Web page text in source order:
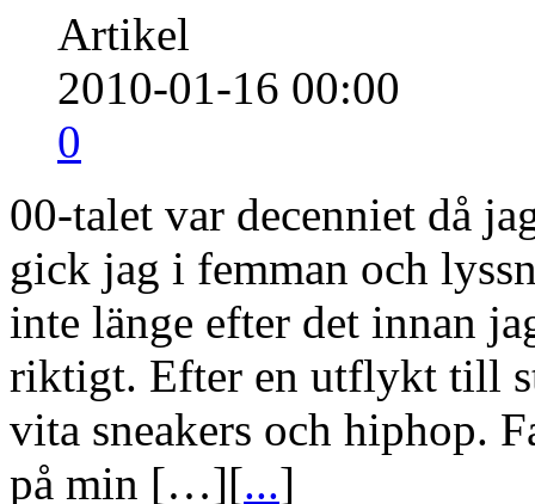
Mina 50 bästa från 00-talet
Karin Lillbroända
Artikel
2010-01-16 00:00
0
00-talet var decenniet då
gick jag i femman och
inte länge efter det innan
riktigt. Efter en utflykt till